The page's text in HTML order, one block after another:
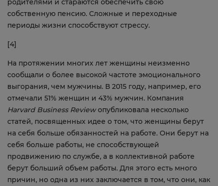
родителями и стараются обеспечить свою
собственную пенсию. Сложные и переходные
периоды жизни способствуют стрессу.
[4]
На протяжении многих лет женщины неизменно
сообщали о более высокой частоте эмоционального
выгорания, чем мужчины. В 2015 году, например, его
отмечали 51% женщин и 43% мужчин. Компания
Harvard Business Reviewопубликовала несколько
статей, посвященных идее о том, что женщины берут
на себя больше обязанностей на работе. Они берут на
себя больше работы, не способствующей
продвижению по службе, а в коллективной работе
берут больший объем работы. Для этого есть много
причин, но одна из них заключается в том, что они, как